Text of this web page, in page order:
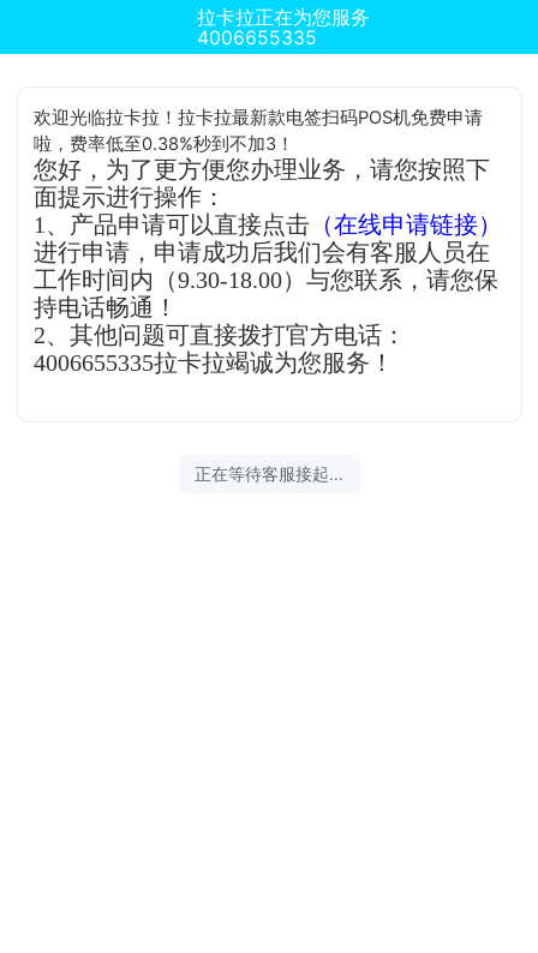
拉卡拉正在为您服务
4006655335
欢迎光临拉卡拉！拉卡拉最新款电签扫码POS机免费申请
啦，费率低至0.38%秒到不加3！
您好，为了更方便您办理业务，请您按照下
面提示进行操作：
1、产品申请可以直接点击 （在线申请链接）
进行申请，申请成功后我们会有客服人员在
工作时间内（9.30-18.00）与您联系，请您保
持电话畅通！
2、其他问题可直接拨打官方电话：
4006655335拉卡拉竭诚为您服务！
正在等待客服接起...